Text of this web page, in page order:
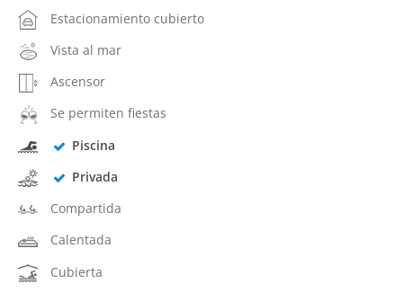
Estacionamiento cubierto
Vista al mar
Ascensor
Se permiten fiestas
Piscina
Privada
Compartida
Calentada
Cubierta